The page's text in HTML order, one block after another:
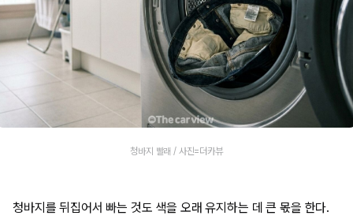
청바지 빨래 / 사진=더카뷰
청바지를 뒤집어서 빠는 것도 색을 오래 유지하는 데 큰 몫을 한다.